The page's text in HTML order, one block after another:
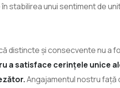
stabilirea unui sentiment de
distincte și consecvente nu a
satisface cerințele unice
Angajamentul nostru față